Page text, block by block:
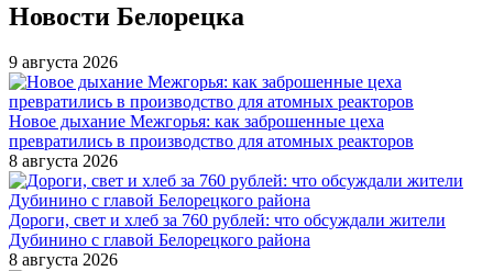
Новости Белорецка
9 августа 2026
Новое дыхание Межгорья: как заброшенные цеха
превратились в производство для атомных реакторов
8 августа 2026
Дороги, свет и хлеб за 760 рублей: что обсуждали жители
Дубинино с главой Белорецкого района
8 августа 2026